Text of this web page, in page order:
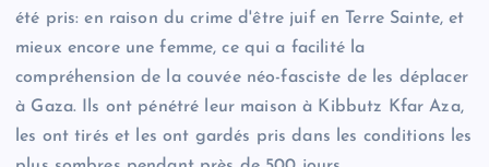
été pris: en raison du crime d'être juif en Terre Sainte, et
mieux encore une femme, ce qui a facilité la
compréhension de la couvée néo-fasciste de les déplacer
à Gaza. Ils ont pénétré leur maison à Kibbutz Kfar Aza,
les ont tirés et les ont gardés pris dans les conditions les